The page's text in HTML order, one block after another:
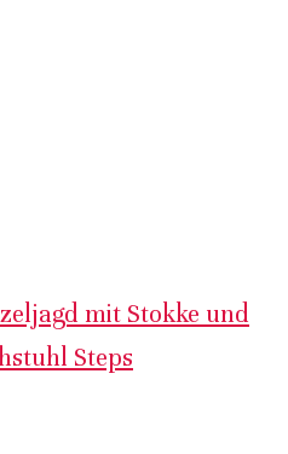
mit Stokke und
Steps